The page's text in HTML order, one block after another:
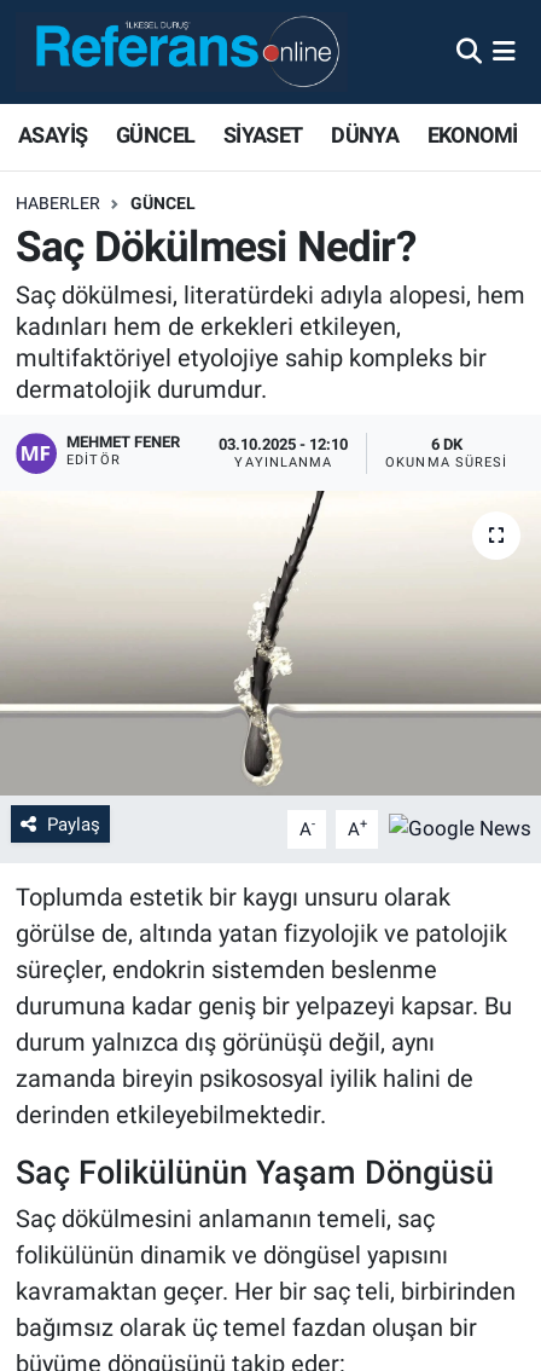
ASAYİŞ GÜNCEL SİYASET DÜNYA EKONOMİ
HABERLER GÜNCEL
Saç Dökülmesi Nedir?
Saç dökülmesi, literatürdeki adıyla alopesi, hem
kadınları hem de erkekleri etkileyen,
multifaktöriyel etyolojiye sahip kompleks bir
dermatolojik durumdur.
MEHMET FENER
EDITÖR
03.10.2025 - 12:10
YAYINLANMA
6 DK
OKUNMA SÜRESI
Paylaş A- A+
Toplumda estetik bir kaygı unsuru olarak
görülse de, altında yatan fizyolojik ve patolojik
süreçler, endokrin sistemden beslenme
durumuna kadar geniş bir yelpazeyi kapsar. Bu
durum yalnızca dış görünüşü değil, aynı
zamanda bireyin psikososyal iyilik halini de
derinden etkileyebilmektedir.
Saç Folikülünün Yaşam Döngüsü
Saç dökülmesini anlamanın temeli, saç
folikülünün dinamik ve döngüsel yapısını
kavramaktan geçer. Her bir saç teli, birbirinden
bağımsız olarak üç temel fazdan oluşan bir
büyüme döngüsünü takip eder: